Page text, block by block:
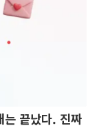
끝났다. 진짜